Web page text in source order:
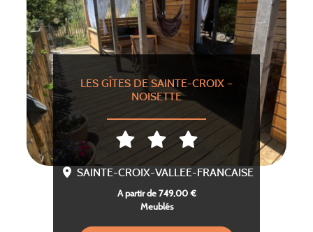
LES GÎTES DE SAINTE-CROIX –
NOISETTE
SAINTE-CROIX-VALLEE-FRANCAISE
A partir de 749,00 €
Meublés